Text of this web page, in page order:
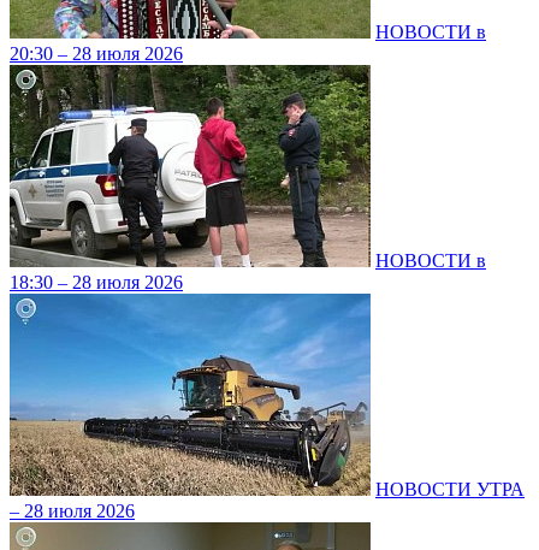
НОВОСТИ в
20:30 – 28 июля 2026
НОВОСТИ в
18:30 – 28 июля 2026
НОВОСТИ УТРА
– 28 июля 2026